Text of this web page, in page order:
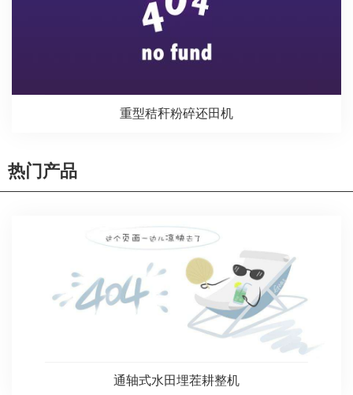
重型秸秆粉碎还田机
热门产品
通轴式水田埋茬耕整机